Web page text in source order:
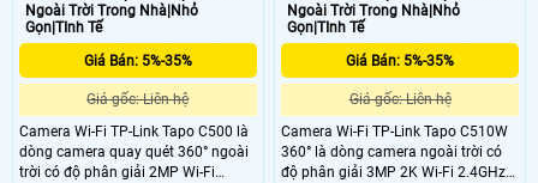
Ngoài Trời Trong Nhà|Nhỏ
Gọn|TInh Tế
Giá Bán: 5%-35%
Giá gốc: Liên hệ
Camera Wi-Fi TP-Link Tapo C500 là
dòng camera quay quét 360° ngoài
trời có độ phân giải 2MP Wi-Fi
Ngoài Trời Trong Nhà|Nhỏ
Gọn|TInh Tế
Giá Bán: 5%-35%
Giá gốc: Liên hệ
Camera Wi-Fi TP-Link Tapo C510W
360° là dòng camera ngoài trời có
độ phân giải 3MP 2K Wi-Fi 2.4GHz